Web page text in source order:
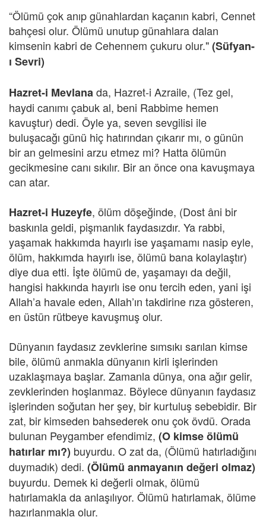
“Ölümü çok anıp günahlardan kaçanın kabri, Cennet
bahçesi olur. Ölümü unutup günahlara dalan
kimsenin kabri de Cehennem çukuru olur."(Süfyan-
ı Sevri)
Hazret-i Mevlanada, Hazret-i Azraile, (Tez gel,
haydi canımı çabuk al, beni Rabbime hemen
kavuştur) dedi. Öyle ya, seven sevgilisi ile
buluşacağı günü hiç hatırından çıkarır mı, o günün
bir an gelmesini arzu etmez mi? Hatta ölümün
gecikmesine canı sıkılır. Bir an önce ona kavuşmaya
can atar.
Hazret-i Huzeyfe, ölüm döşeğinde, (Dost âni bir
baskınla geldi, pişmanlık faydasızdır. Ya rabbi,
yaşamak hakkımda hayırlı ise yaşamamı nasip eyle,
ölüm, hakkımda hayırlı ise, ölümü bana kolaylaştır)
diye dua etti. İşte ölümü de, yaşamayı da değil,
hangisi hakkında hayırlı ise onu tercih eden, yani işi
Allah’a havale eden, Allah’ın takdirine rıza gösteren,
en üstün rütbeye kavuşmuş olur.
Dünyanın faydasız zevklerine sımsıkı sarılan kimse
bile, ölümü anmakla dünyanın kirli işlerinden
uzaklaşmaya başlar. Zamanla dünya, ona ağır gelir,
zevklerinden hoşlanmaz. Böylece dünyanın faydasız
işlerinden soğutan her şey, bir kurtuluş sebebidir. Bir
zat, bir kimseden bahsederek onu çok övdü. Orada
bulunan Peygamber efendimiz, (O kimse ölümü
hatırlar mı?) buyurdu. O zat da, (Ölümü hatırladığını
duymadık) dedi. (Ölümü anmayanın değeri olmaz)
buyurdu. Demek ki değerli olmak, ölümü
hatırlamakla da anlaşılıyor. Ölümü hatırlamak, ölüme
hazırlanmakla olur.